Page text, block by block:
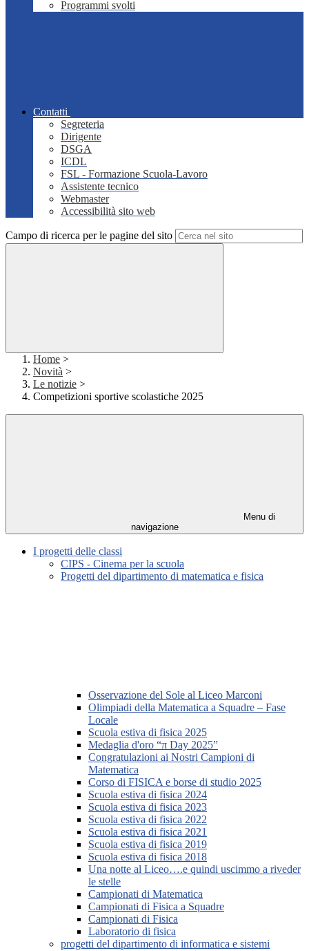
Programmi svolti
Contatti
Segreteria
Dirigente
DSGA
ICDL
FSL - Formazione Scuola-Lavoro
Assistente tecnico
Webmaster
Accessibilità sito web
Campo di ricerca per le pagine del sito
Home >
Novità >
Le notizie >
Competizioni sportive scolastiche 2025
Menu di
navigazione
I progetti delle classi
CIPS - Cinema per la scuola
Progetti del dipartimento di matematica e fisica
Osservazione del Sole al Liceo Marconi
Olimpiadi della Matematica a Squadre – Fase
Locale
Scuola estiva di fisica 2025
Medaglia d'oro “π Day 2025”
Congratulazioni ai Nostri Campioni di
Matematica
Corso di FISICA e borse di studio 2025
Scuola estiva di fisica 2024
Scuola estiva di fisica 2023
Scuola estiva di fisica 2022
Scuola estiva di fisica 2021
Scuola estiva di fisica 2019
Scuola estiva di fisica 2018
Una notte al Liceo….e quindi uscimmo a riveder
le stelle
Campionati di Matematica
Campionati di Fisica a Squadre
Campionati di Fisica
Laboratorio di fisica
progetti del dipartimento di informatica e sistemi